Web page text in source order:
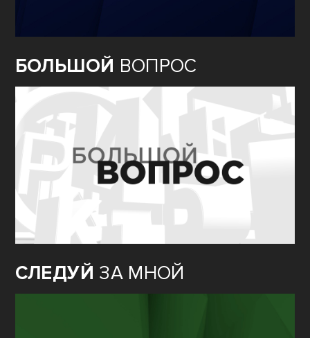
БОЛЬШОЙ ВОПРОС
СЛЕДУЙ ЗА МНОЙ